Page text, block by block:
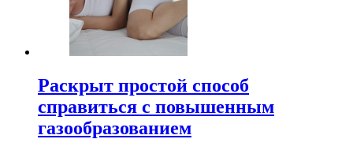
Раскрыт простой способ
справиться с повышенным
газообразованием